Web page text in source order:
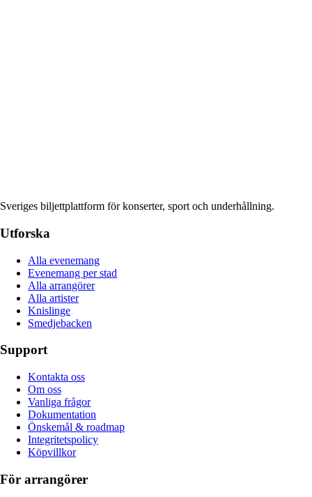
Sveriges biljettplattform för konserter, sport och underhållning.
Utforska
Alla evenemang
Evenemang per stad
Alla arrangörer
Alla artister
Knislinge
Smedjebacken
Support
Kontakta oss
Om oss
Vanliga frågor
Dokumentation
Önskemål & roadmap
Integritetspolicy
Köpvillkor
För arrangörer